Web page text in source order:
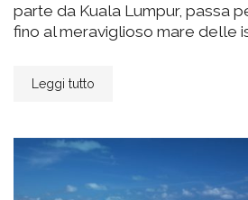
parte da Kuala Lumpur, passa
fino al meraviglioso mare delle
Leggi tutto